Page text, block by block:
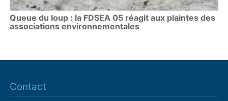
Queue du loup : la FDSEA 05 réagit aux plaintes des
associations environnementales
Contact